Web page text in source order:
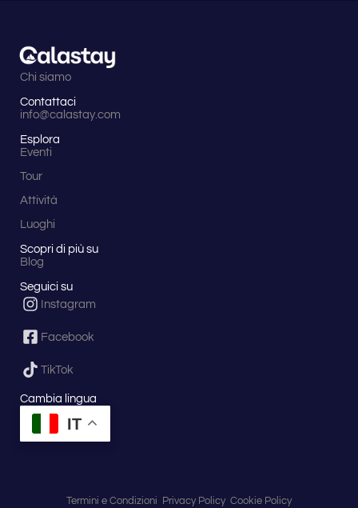
Chi siamo
Contattaci
info@calastay.com
Esplora
Eventi
Tour
Attività
Luoghi
Scopri di più su
Blog
Seguici su
Instagram
Facebook
TikTok
Cambia lingua
IT
Termini e Condizioni Privacy Policy Cookie Policy